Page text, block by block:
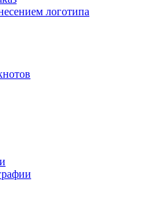
логотипа